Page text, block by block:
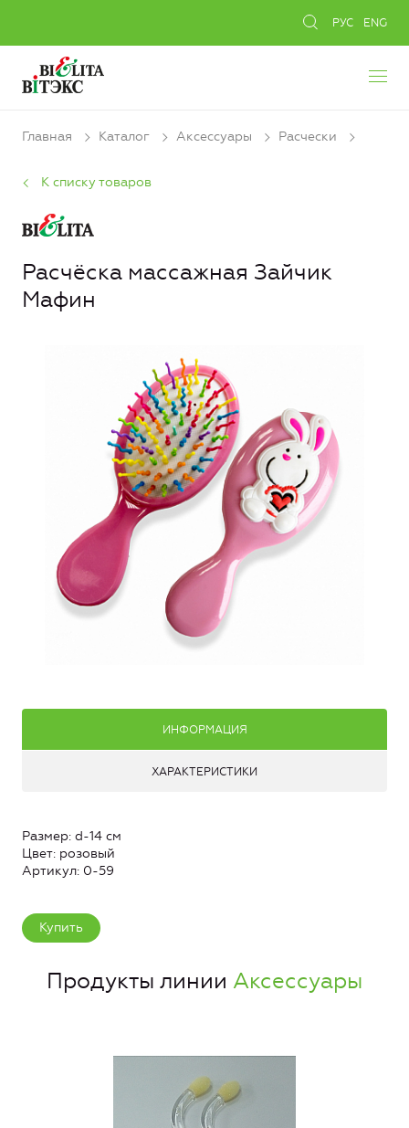
РУС ENG
Главная Каталог Аксессуары Расчески
К списку товаров
Расчёска массажная Зайчик
Мафин
ИНФОРМАЦИЯ
ХАРАКТЕРИСТИКИ
Размер: d-14 см
Цвет: розовый
Артикул: 0-59
Купить
Продукты линии Аксессуары